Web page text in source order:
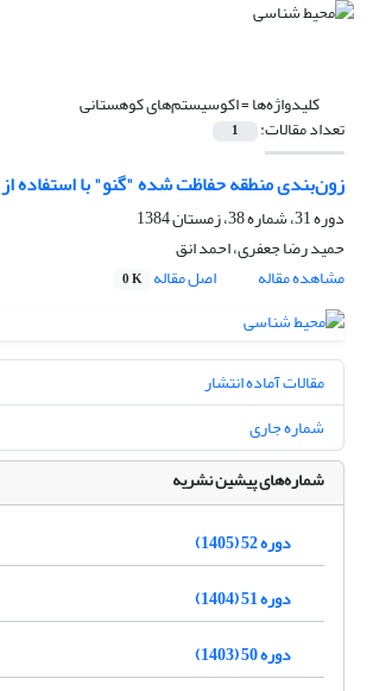
کلیدواژه‌ها =اکوسیستم‌های کوهستانی
تعداد مقالات: 1
زون‌بندی منطقه حفاظت شده "گنو" با استفاده از GIS
دوره 31، شماره 38، زمستان 1384
حمید رضا جعفری، احمد انق
مشاهده مقاله
اصل مقاله 0 K
مقالات آماده انتشار
شماره جاری
شماره‌های پیشین نشریه
دوره 52 (1405)
دوره 51 (1404)
دوره 50 (1403)